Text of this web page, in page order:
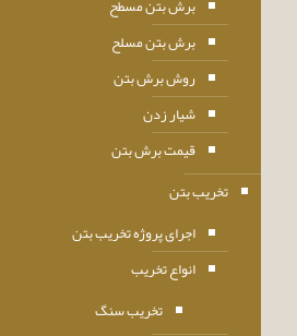
برش بتن مسطح
برش بتن مسلح
روش برش بتن
شیار زدن
قیمت برش بتن
تخریب بتن
اجرای پروژه تخریب بتن
انواع تخریب
تخریب سنگ